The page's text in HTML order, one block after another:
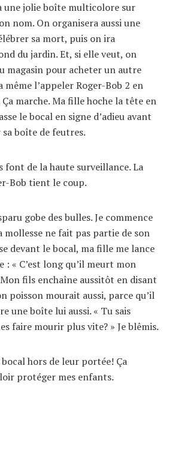
une jolie boîte multicolore sur
nom. On organisera aussi une
sa mort, puis on ira
du jardin. Et, si elle veut, on
magasin pour acheter un autre
même l’appeler Roger-Bob 2 en
marche. Ma fille hoche la tête en
le bocal en signe d’adieu avant
boîte de feutres.
font de la haute surveillance. La
Bob tient le coup.
gobe des bulles. Je commence
mollesse ne fait pas partie de son
devant le bocal, ma fille me lance
: « C’est long qu’il meurt mon
fils enchaîne aussitôt en disant
poisson mourait aussi, parce qu’il
une boîte lui aussi. « Tu sais
faire mourir plus vite? » Je blêmis.
bocal hors de leur portée! Ça
protéger mes enfants.